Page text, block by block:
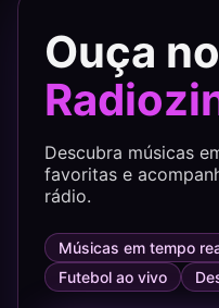
Ouça
Descubra músicas
favoritas e
rádio.
Músicas em tempo
Futebol ao vivo